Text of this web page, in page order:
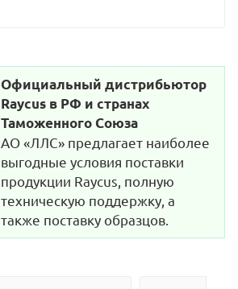
Официальный дистрибьютор
Raycus в РФ и странах
Таможенного Союза
АО «ЛЛС» предлагает наиболее
выгодные условия поставки
продукции Raycus, полную
техническую поддержку, а
также поставку образцов.